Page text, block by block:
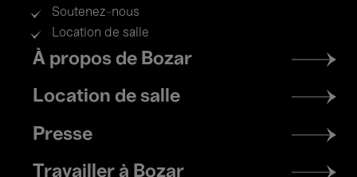
Soutenez-nous
Location de salle
Footer
menu
À propos de Bozar
Location de salle
Presse
Travailler à Bozar